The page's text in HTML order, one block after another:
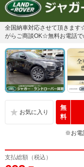
全国納車対応させて頂きま
がらご商談OK☆無料お電話
無
料
※お電
支払総額（税込）